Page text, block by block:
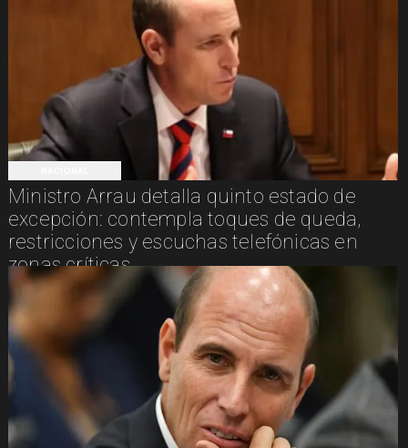
Ministro Arrau detalla quinto estado de
excepción: contempla toques de queda,
restricciones y escuchas telefónicas en
zonas críticas